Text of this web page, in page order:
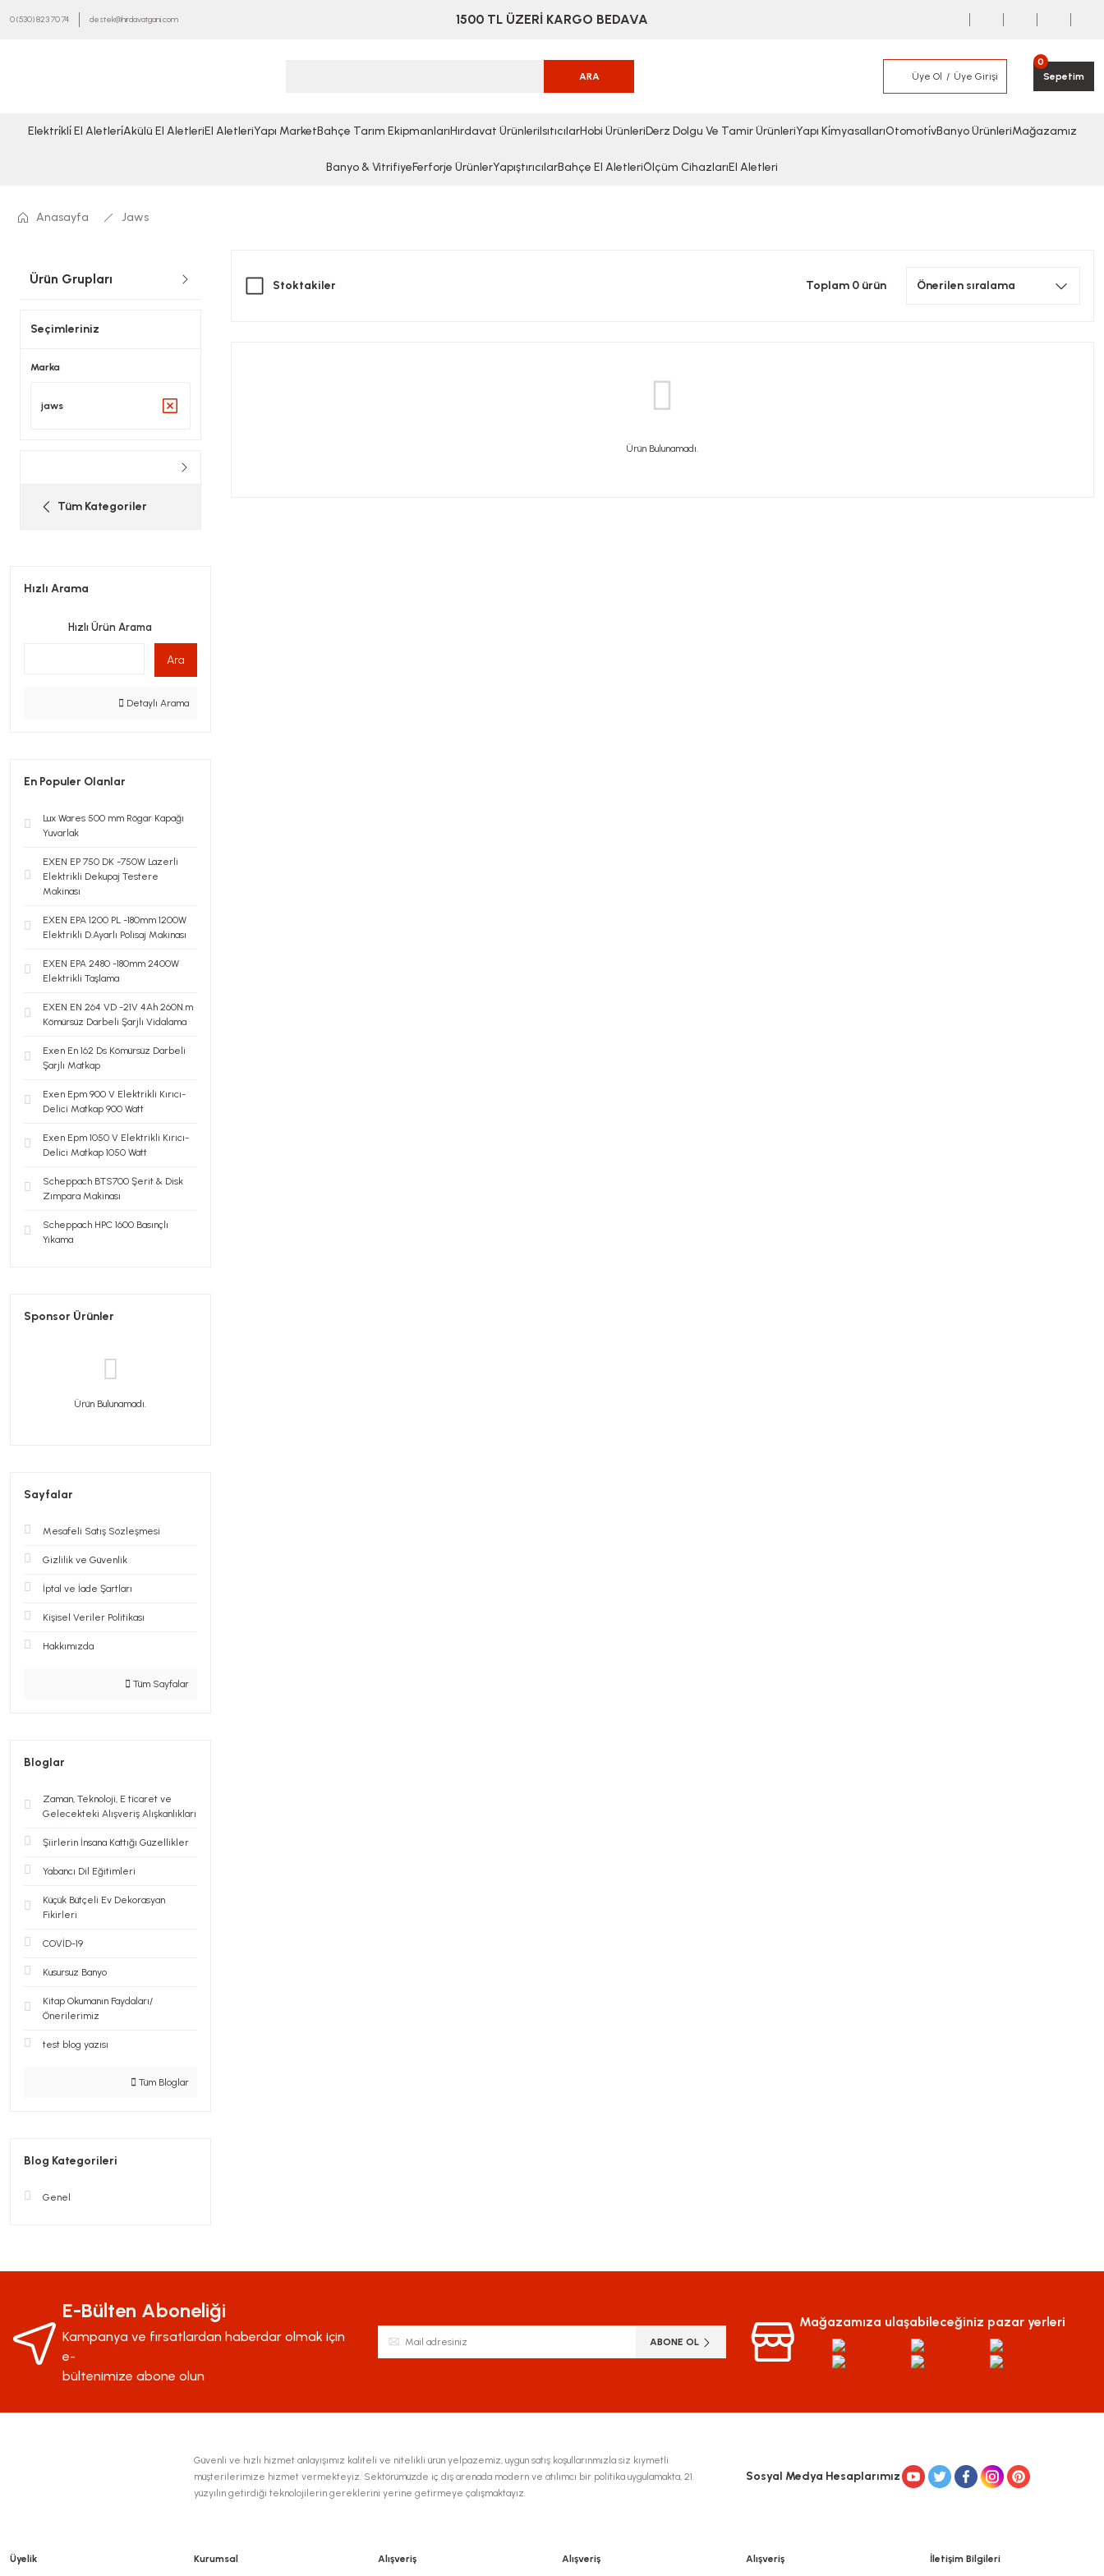
0 (530) 823 70 74 destek@hirdavatgani.com 1500 TL ÜZERİ KARGO BEDAVA
ARA Üye Ol Üye Girişi Sepetim
0
Elektri̇kli̇ El Aletleri̇Akülü El AletleriEl AletleriYapı MarketBahçe Tarım EkipmanlarıHırdavat ÜrünleriIsıtıcılarHobi ÜrünleriDerz Dolgu Ve Tamir ÜrünleriYapı Ki̇myasallarıOtomoti̇vBanyo ÜrünleriMağazamız
Banyo & VitrifiyeFerforje ÜrünlerYapıştırıcılarBahçe El AletleriÖlçüm CihazlarıEl Aletleri
Anasayfa Jaws
Ürün Grupları
Seçimleriniz
Marka
jaws
Tüm Kategoriler
Hızlı Arama
Hızlı Ürün Arama
Ara
Detaylı Arama
En Populer Olanlar
Lux Wares 500 mm Rögar Kapağı
Yuvarlak
EXEN EP 750 DK -750W Lazerli
Elektrikli Dekupaj Testere
Makinası
EXEN EPA 1200 PL -180mm 1200W
Elektrikli D.Ayarlı Polisaj Makinası
EXEN EPA 2480 -180mm 2400W
Elektrikli Taşlama
EXEN EN 264 VD -21V 4Ah 260N.m
Kömürsüz Darbeli Şarjlı Vidalama
Exen En 162 Ds Kömürsüz Darbeli
Şarjlı Matkap
Exen Epm 900 V Elektrikli Kırıcı-
Delici Matkap 900 Watt
Exen Epm 1050 V Elektrikli Kırıcı-
Delici Matkap 1050 Watt
Scheppach BTS700 Şerit & Disk
Zımpara Makinası
Scheppach HPC 1600 Basınçlı
Yıkama
Sponsor Ürünler
Ürün Bulunamadı.
Sayfalar
Mesafeli Satış Sözleşmesi
Gizlilik ve Güvenlik
İptal ve İade Şartları
Kişisel Veriler Politikası
Hakkımızda
Tüm Sayfalar
Bloglar
Zaman, Teknoloji, E ticaret ve
Gelecekteki Alışveriş Alışkanlıkları
Şiirlerin İnsana Kattığı Güzellikler
Yabancı Dil Eğitimleri
Küçük Bütçeli Ev Dekorasyan
Fikirleri
COVİD-19
Kusursuz Banyo
Kitap Okumanın Faydaları/
Önerilerimiz
test blog yazısı
Tüm Bloglar
Blog Kategorileri
Genel
Stoktakiler Toplam 0 ürün
Ürün Bulunamadı.
E-Bülten Aboneliği
Kampanya ve fırsatlardan haberdar olmak için
e-
bültenimize abone olun
ABONE OL
Mağazamıza ulaşabileceğiniz pazar yerleri
Güvenli ve hızlı hizmet anlayışımız kaliteli ve nitelikli ürün yelpazemiz, uygun satış koşullarınmızla siz kıymetli
müşterilerimize hizmet vermekteyiz. Sektörümüzde iç dış arenada modern ve atılımcı bir politika uygulamakta, 21.
yüzyılın getirdiği teknolojilerin gereklerini yerine getirmeye çalışmaktayız.
Sosyal Medya Hesaplarımız
Üyelik Kurumsal Alışveriş Alışveriş Alışveriş İletişim Bilgileri